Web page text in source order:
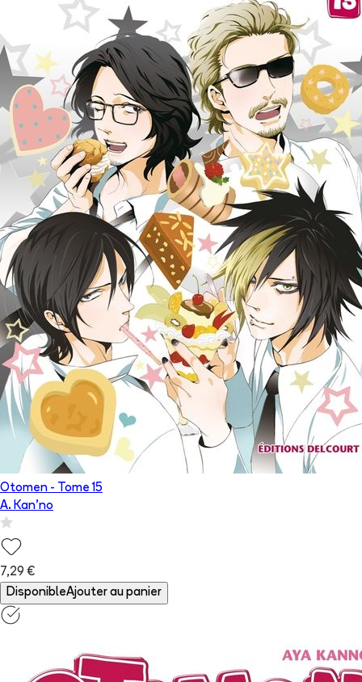
Otomen - Tome 15
A. Kan'no
7,29 €
DisponibleAjouter au panier